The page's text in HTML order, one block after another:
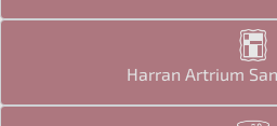
Harran Artrium